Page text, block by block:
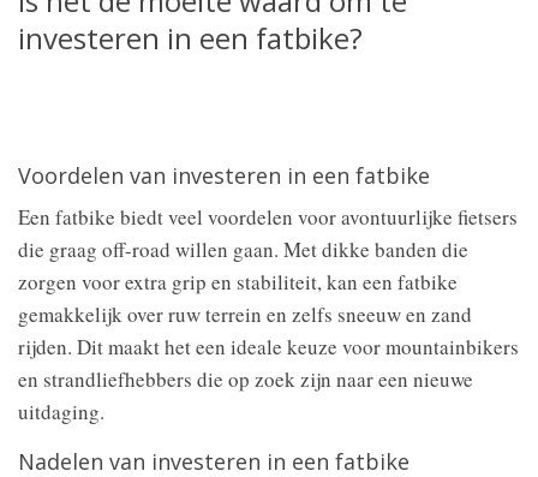
investeren in een fatbike?
Voordelen van investeren in een fatbike
Een fatbike biedt veel voordelen voor avontuurlijke fietsers
die graag off-road willen gaan. Met dikke banden die
zorgen voor extra grip en stabiliteit, kan een fatbike
gemakkelijk over ruw terrein en zelfs sneeuw en zand
rijden. Dit maakt het een ideale keuze voor mountainbikers
en strandliefhebbers die op zoek zijn naar een nieuwe
uitdaging.
Nadelen van investeren in een fatbike